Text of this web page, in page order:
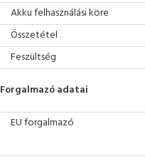
Akku felhasználási köre
Összetétel
Feszültség
Forgalmazó adatai
EU forgalmazó